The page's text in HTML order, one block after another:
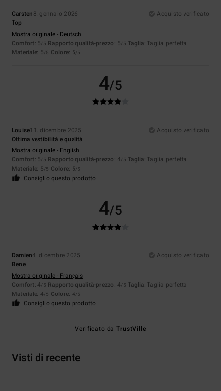
Carsten8. gennaio 2026
Acquisto verificato
Top
Mostra originale - Deutsch
Comfort: 5/5 Rapporto qualità-prezzo: 5/5 Taglia: Taglia perfetta
Materiale: 5/5 Colore: 5/5
4/5
Louise11. dicembre 2025
Acquisto verificato
Ottima vestibilità e qualità
Mostra originale - English
Comfort: 5/5 Rapporto qualità-prezzo: 4/5 Taglia: Taglia perfetta
Materiale: 5/5 Colore: 5/5
Consiglio questo prodotto
4/5
Damien4. dicembre 2025
Acquisto verificato
Bene
Mostra originale - Français
Comfort: 4/5 Rapporto qualità-prezzo: 4/5 Taglia: Taglia perfetta
Materiale: 4/5 Colore: 4/5
Consiglio questo prodotto
Verificato daTrustVille
Visti di recente